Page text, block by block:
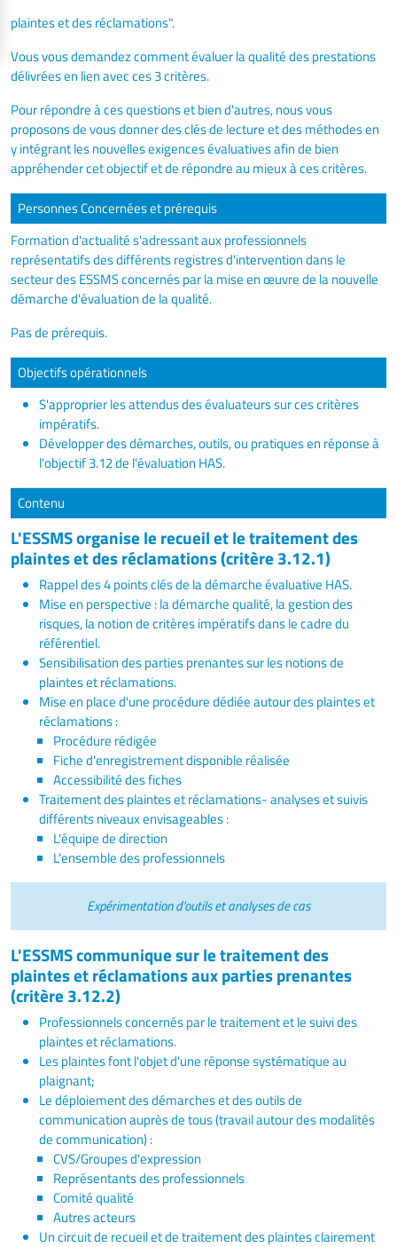
plaintes et des réclamations".
Vous vous demandez comment évaluer la qualité des prestations
délivrées en lien avec ces 3 critères.
Pour répondre à ces questions et bien d'autres, nous vous
proposons de vous donner des clés de lecture et des méthodes en
y intégrant les nouvelles exigences évaluatives afin de bien
appréhender cet objectif et de répondre au mieux à ces critères.
Personnes Concernées et prérequis
Formation d'actualité s'adressant aux professionnels
représentatifs des différents registres d'intervention dans le
secteur des ESSMS concernés par la mise en œuvre de la nouvelle
démarche d'évaluation de la qualité.
Pas de prérequis.
Objectifs opérationnels
S'approprier les attendus des évaluateurs sur ces critères
impératifs.
Développer des démarches, outils, ou pratiques en réponse à
l'objectif 3.12 de l'évaluation HAS.
Contenu
L'ESSMS organise le recueil et le traitement des
plaintes et des réclamations (critère 3.12.1)
Rappel des 4 points clés de la démarche évaluative HAS.
Mise en perspective : la démarche qualité, la gestion des
risques, la notion de critères impératifs dans le cadre du
référentiel.
Sensibilisation des parties prenantes sur les notions de
plaintes et réclamations.
Mise en place d'une procédure dédiée autour des plaintes et
réclamations :
Procédure rédigée
Fiche d'enregistrement disponible réalisée
Accessibilité des fiches
Traitement des plaintes et réclamations- analyses et suivis
différents niveaux envisageables :
L'équipe de direction
L'ensemble des professionnels
Expérimentation d'outils et analyses de cas
L'ESSMScommunique sur le traitement des
plaintes et réclamations aux parties prenantes
(critère 3.12.2)
Professionnels concernés par le traitement et le suivi des
plaintes et réclamations.
Les plaintes font l'objet d'une réponse systématique au
plaignant;
Le déploiement des démarches et des outils de
communication auprès de tous (travail autour des modalités
de communication) :
CVS/Groupes d'expression
Représentants des professionnels
Comité qualité
Autres acteurs
Un circuit de recueil et de traitement des plaintes clairement